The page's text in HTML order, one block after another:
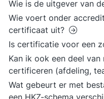
Wie is de uitgever van
Wie voert onder
certificaat uit?
Is certificatie voor een
Kan ik ook een deel
certificeren (afdeling,
Wat gebeurt er met
een HKZ-schema